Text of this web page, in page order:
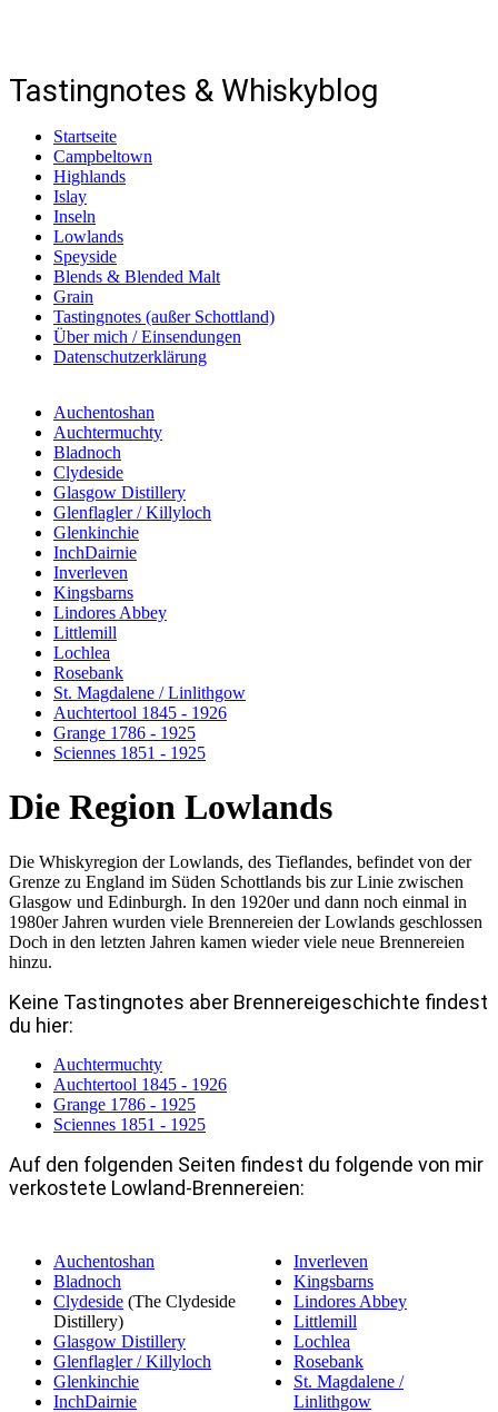
Tastingnotes & Whiskyblog
Startseite
Campbeltown
Highlands
Islay
Inseln
Lowlands
Speyside
Blends & Blended Malt
Grain
Tastingnotes (außer Schottland)
Über mich / Einsendungen
Datenschutzerklärung
Auchentoshan
Auchtermuchty
Bladnoch
Clydeside
Glasgow Distillery
Glenflagler / Killyloch
Glenkinchie
InchDairnie
Inverleven
Kingsbarns
Lindores Abbey
Littlemill
Lochlea
Rosebank
St. Magdalene / Linlithgow
Auchtertool 1845 - 1926
Grange 1786 - 1925
Sciennes 1851 - 1925
Die Region Lowlands
Die Whiskyregion der Lowlands, des Tieflandes, befindet von der
Grenze zu England im Süden Schottlands bis zur Linie zwischen
Glasgow und Edinburgh. In den 1920er und dann noch einmal in
1980er Jahren wurden viele Brennereien der Lowlands geschlossen
Doch in den letzten Jahren kamen wieder viele neue Brennereien
hinzu.
Keine Tastingnotes aber Brennereigeschichte findest
du hier:
Auchtermuchty
Auchtertool 1845 - 1926
Grange 1786 - 1925
Sciennes 1851 - 1925
Auf den folgenden Seiten findest du folgende von mir
verkostete Lowland-Brennereien:
Auchentoshan
Bladnoch
Clydeside (The Clydeside
Distillery)
Glasgow Distillery
Glenflagler / Killyloch
Glenkinchie
InchDairnie
Inverleven
Kingsbarns
Lindores Abbey
Littlemill
Lochlea
Rosebank
St. Magdalene /
Linlithgow